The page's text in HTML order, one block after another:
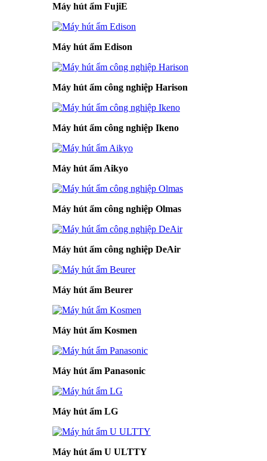
Máy hút ẩm FujiE
Máy hút ẩm Edison
Máy hút ẩm công nghiệp Harison
Máy hút ẩm công nghiệp Ikeno
Máy hút ẩm Aikyo
Máy hút ẩm công nghiệp Olmas
Máy hút ẩm công nghiệp DeAir
Máy hút ẩm Beurer
Máy hút ẩm Kosmen
Máy hút ẩm Panasonic
Máy hút ẩm LG
Máy hút ẩm U ULTTY